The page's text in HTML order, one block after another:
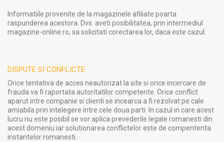
Informatiile provenite de la magazinele afiliate poarta
raspunderea acestora. Dvs. aveti posibilitatea, prin intermediul
magazine-online.ro, sa solicitati corectarea lor, daca este cazul.
DISPUTE SI CONFLICTE
Orice tentativa de acces neautorizat la site si orice incercare de
frauda va fi raportata autoritatilor competente. Orice conflict
aparut intre companie si clienti se incearca a fi rezolvat pe cale
amiabila prin intelegere intre cele doua parti. In cazul in care acest
lucru nu este posibil se vor aplica prevederile legale romanesti din
acest domeniu iar solutionarea conflictelor este de compententa
instantelor romanesti.